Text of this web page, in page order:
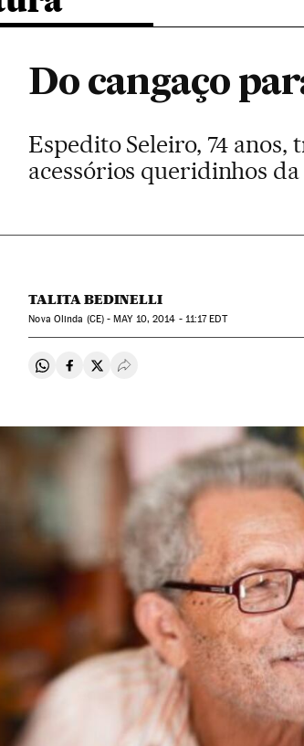
Do cangaço
Espedito Seleiro, 74
acessórios queridinhos
TALITA BEDINELLI
Nova Olinda (CE) -MAY10, 2014 - 11:17EDT
Compartir en Whatsapp
Compartir en Facebook
Compartir en Twitter
Desplegar Redes Sociales